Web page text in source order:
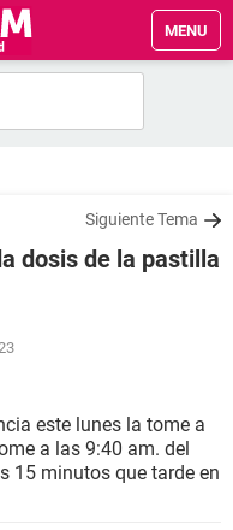
MENU
Siguiente Tema
dosis de la pastilla
este lunes la tome a
a las 9:40 am. del
15 minutos que tarde en